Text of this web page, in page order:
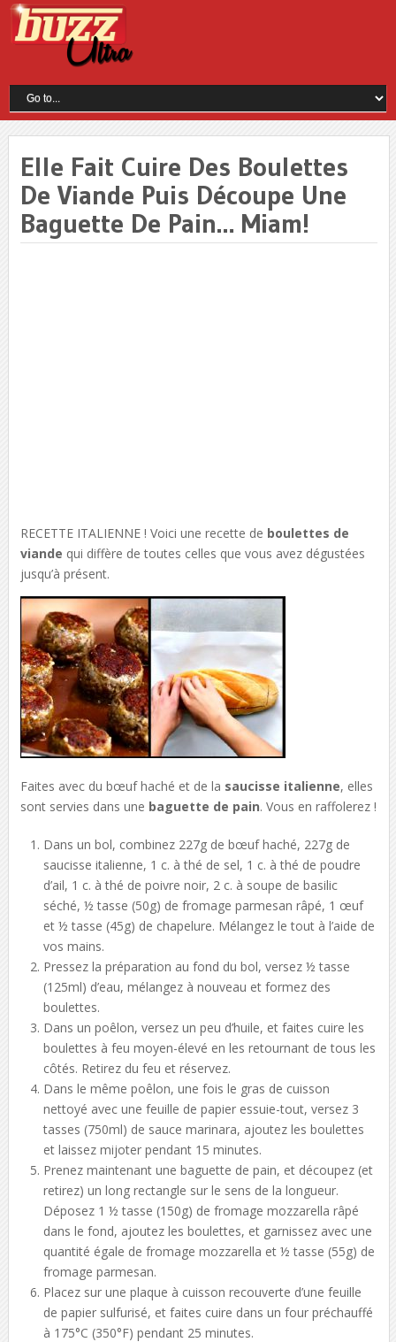
Elle Fait Cuire Des Boulettes
De Viande Puis Découpe Une
Baguette De Pain… Miam!
RECETTE ITALIENNE ! Voici une recette de boulettes de
viande qui diffère de toutes celles que vous avez dégustées
jusqu’à présent.
Faites avec du bœuf haché et de la saucisse italienne, elles
sont servies dans une baguette de pain. Vous en raffolerez !
Dans un bol, combinez 227g de bœuf haché, 227g de
saucisse italienne, 1 c. à thé de sel, 1 c. à thé de poudre
d’ail, 1 c. à thé de poivre noir, 2 c. à soupe de basilic
séché, ½ tasse (50g) de fromage parmesan râpé, 1 œuf
et ½ tasse (45g) de chapelure. Mélangez le tout à l’aide de
vos mains.
Pressez la préparation au fond du bol, versez ½ tasse
(125ml) d’eau, mélangez à nouveau et formez des
boulettes.
Dans un poêlon, versez un peu d’huile, et faites cuire les
boulettes à feu moyen-élevé en les retournant de tous les
côtés. Retirez du feu et réservez.
Dans le même poêlon, une fois le gras de cuisson
nettoyé avec une feuille de papier essuie-tout, versez 3
tasses (750ml) de sauce marinara, ajoutez les boulettes
et laissez mijoter pendant 15 minutes.
Prenez maintenant une baguette de pain, et découpez (et
retirez) un long rectangle sur le sens de la longueur.
Déposez 1 ½ tasse (150g) de fromage mozzarella râpé
dans le fond, ajoutez les boulettes, et garnissez avec une
quantité égale de fromage mozzarella et ½ tasse (55g) de
fromage parmesan.
Placez sur une plaque à cuisson recouverte d’une feuille
de papier sulfurisé, et faites cuire dans un four préchauffé
à 175°C (350°F) pendant 25 minutes.